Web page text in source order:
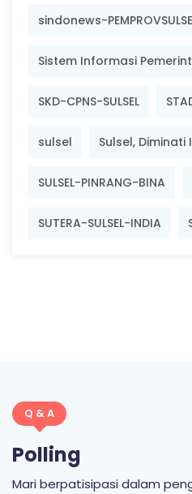
sindonews-
Sistem Informasi
SKD-CPNS-SULSEL
sulsel Sulsel, Diminati
SULSEL-PINRANG-BINA
SUTERA-SULSEL-INDIA
Q & A
Polling
Mari berpatisipasi dalam